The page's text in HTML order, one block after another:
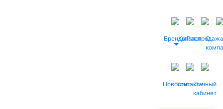
БрендыКаталог
Распродажа
О
НовостиКонтактыЛичный
кабинет